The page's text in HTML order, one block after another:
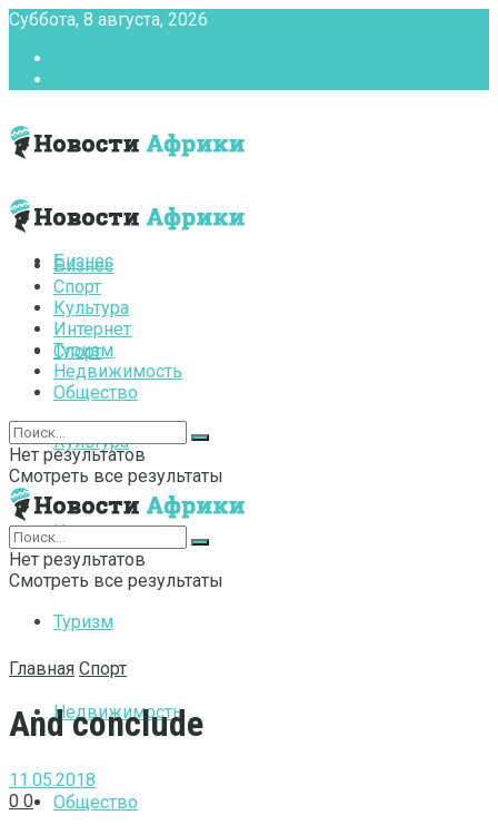
Суббота, 8 августа, 2026
Бизнес
Спорт
Культура
Интернет
Туризм
Недвижимость
Общество
Бизнес
Спорт
Культура
Интернет
Туризм
Недвижимость
Общество
Нет результатов
Смотреть все результаты
Нет результатов
Смотреть все результаты
Главная Спорт
And conclude
11.05.2018
0 0